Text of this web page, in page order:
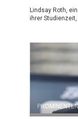
Lindsay Roth,
ihrer
PROMINENTEN